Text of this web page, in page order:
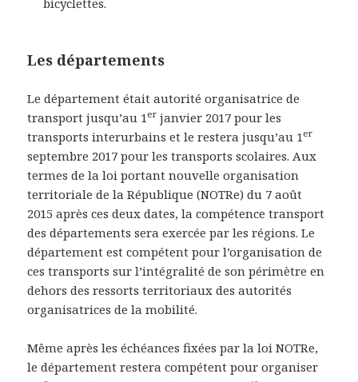
bicyclettes.
Les départements
Le département était autorité organisatrice de
transport jusqu’au 1er janvier 2017 pour les
transports interurbains et le restera jusqu’au 1er
septembre 2017 pour les transports scolaires. Aux
termes de la loi portant nouvelle organisation
territoriale de la République (NOTRe) du 7 août
2015 après ces deux dates, la compétence transport
des départements sera exercée par les régions. Le
département est compétent pour l’organisation de
ces transports sur l’intégralité de son périmètre en
dehors des ressorts territoriaux des autorités
organisatrices de la mobilité.
Même après les échéances fixées par la loi NOTRe,
le département restera compétent pour organiser